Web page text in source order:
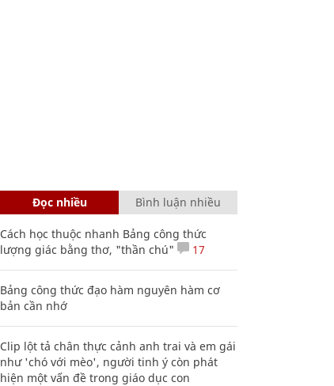
Đọc nhiều Bình luận nhiều
Cách học thuộc nhanh Bảng công thức
lượng giác bằng thơ, "thần chú"
17
Bảng công thức đạo hàm nguyên hàm cơ
bản cần nhớ
Clip lột tả chân thực cảnh anh trai và em gái
như 'chó với mèo', người tinh ý còn phát
hiện một vấn đề trong giáo dục con